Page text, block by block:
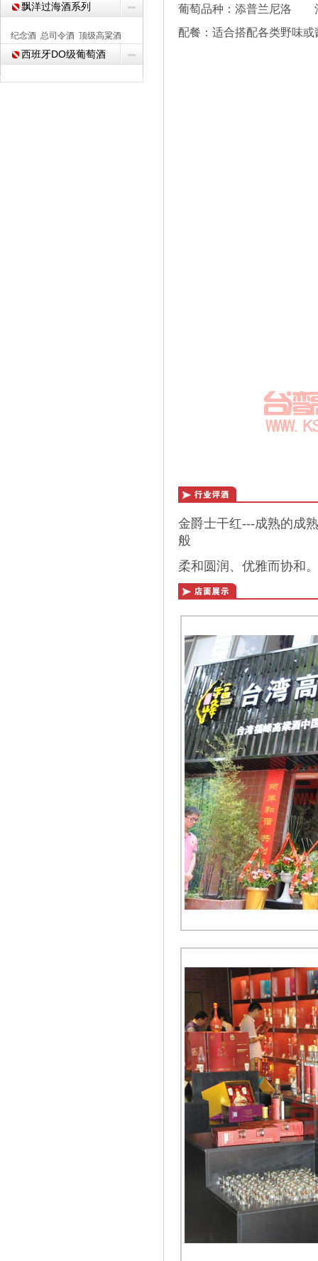
飘洋过海酒系列
纪念酒 总司令酒 顶级高粱酒
西班牙DO级葡萄酒
葡萄品种：添普兰尼
配餐：适合搭配各类
金爵士干红---成熟的成
般
柔和圆润、优雅而协和。